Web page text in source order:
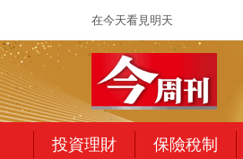
在今天看見明天
投資理財 保險稅制